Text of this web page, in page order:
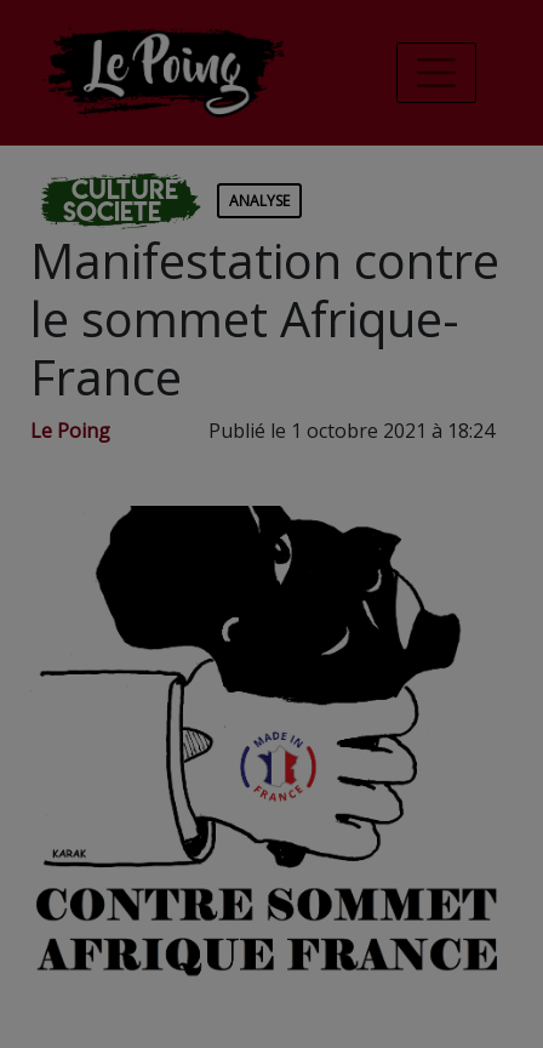
Culture
Societe ANALYSE
Manifestation contre
le sommet Afrique-
France
Le Poing Publié le 1 octobre 2021 à 18:24